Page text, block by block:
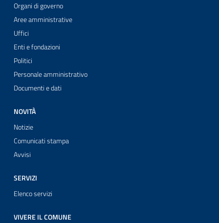
Organi di governo
Aree amministrative
Uffici
Enti e fondazioni
Politici
Personale amministrativo
Documenti e dati
NOVITÀ
Notizie
Comunicati stampa
Avvisi
SERVIZI
Elenco servizi
VIVERE IL COMUNE